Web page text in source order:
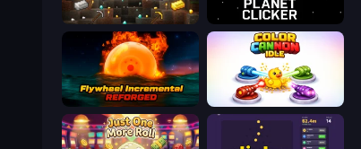
Cubidle Planet Clicker
Flywheel Incremental: Reforged Color Cannon Idle